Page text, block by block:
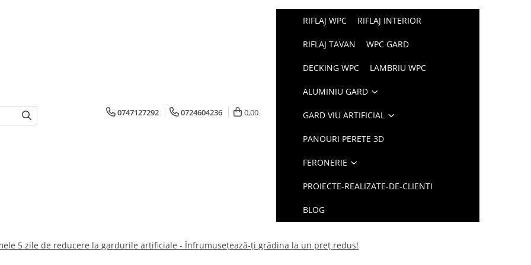
0747127292 0724604236 0,00
RIFLAJ WPC RIFLAJ INTERIOR
RIFLAJ TAVAN WPC GARD
DECKING WPC LAMBRIU WPC
ALUMINIU GARD
GARD VIU ARTIFICIAL
PANOURI PERETE 3D
FERONERIE
PROIECTE-REALIZATE-DE-CLIENTI
BLOG
5 zile de reducere la gardurile artificiale - Înfrumusețează-ți grădina la un preț redus!